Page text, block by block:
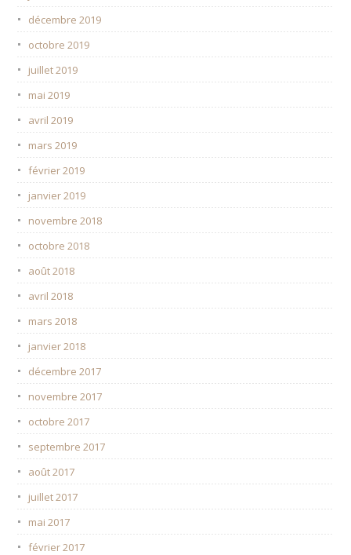
décembre 2019
octobre 2019
juillet 2019
mai 2019
avril 2019
mars 2019
février 2019
janvier 2019
novembre 2018
octobre 2018
août 2018
avril 2018
mars 2018
janvier 2018
décembre 2017
novembre 2017
octobre 2017
septembre 2017
août 2017
juillet 2017
mai 2017
février 2017